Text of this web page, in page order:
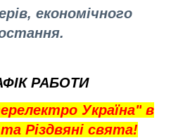
економічного
РАБОТИ
Україна" в
Різдвяні свята!